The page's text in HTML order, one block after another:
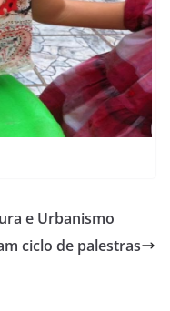
e Urbanismo
ciclo de palestras